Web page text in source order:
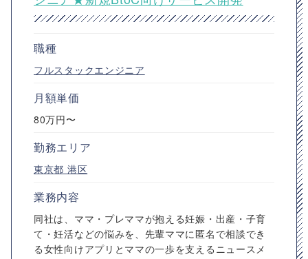
職種
フルスタックエンジニア
月額単価
80万円〜
勤務エリア
東京都 港区
業務内容
同社は、ママ・プレママが抱える妊娠・出産・子育
て・妊活などの悩みを、先輩ママに匿名で相談でき
る女性向けアプリとママの一歩を支えるニュースメ